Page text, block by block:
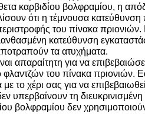
καρβιδίου βολφραμίου, η
ότι η τέμνουσα
του πίνακα πριονιών.
κατεύθυνση
τα ατυχήματα.
απαραίτητη για να
φλαντζών του πίνακα πριονιών.
το χέρι σας για να
υπερβαίνουν τη
βολφραμίου δεν